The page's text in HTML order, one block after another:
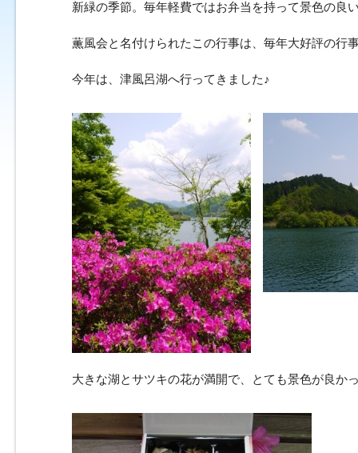
新緑の季節。毎年軽費ではお弁当を持って景色の良
薫風会と名付けられたこの行事は、毎年大好評の行
今年は、津風呂湖へ行ってきました♪
大きな湖とサツキの花が満開で、とても景色が良か